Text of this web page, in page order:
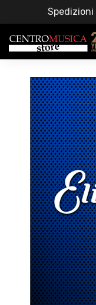
Spedizioni